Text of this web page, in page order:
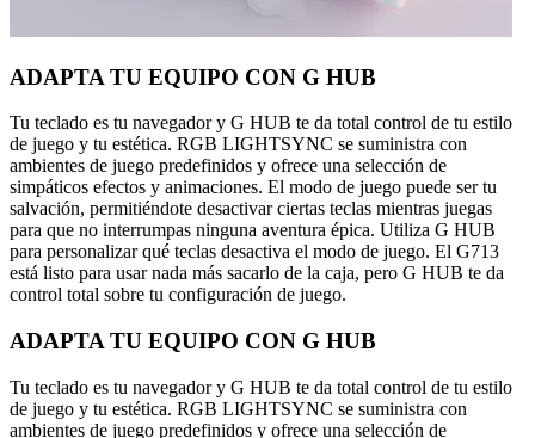
ADAPTA TU EQUIPO CON G HUB
Tu teclado es tu navegador y G HUB te da total control de tu estilo
de juego y tu estética. RGB LIGHTSYNC se suministra con
ambientes de juego predefinidos y ofrece una selección de
simpáticos efectos y animaciones. El modo de juego puede ser tu
salvación, permitiéndote desactivar ciertas teclas mientras juegas
para que no interrumpas ninguna aventura épica. Utiliza G HUB
para personalizar qué teclas desactiva el modo de juego. El G713
está listo para usar nada más sacarlo de la caja, pero G HUB te da
control total sobre tu configuración de juego.
ADAPTA TU EQUIPO CON G HUB
Tu teclado es tu navegador y G HUB te da total control de tu estilo
de juego y tu estética. RGB LIGHTSYNC se suministra con
ambientes de juego predefinidos y ofrece una selección de